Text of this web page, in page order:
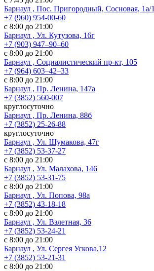
Барнаул , Пос. Пригородный, Сосновая, 1а/1
+7 (960) 954-00-60
с 8:00 до 21:00
Барнаул , Ул. Кутузова, 16г
+7 (903) 947‒90‒60
с 8:00 до 21:00
Барнаул , Социалистический пр-кт, 105
+7 (964) 603‒42‒33
с 8:00 до 21:00
Барнаул , Пр. Ленина, 147а
+7 (3852) 560-007
круглосуточно
Барнаул , Пр. Ленина, 88б
+7 (3852) 25-26-88
круглосуточно
Барнаул , Ул. Шумакова, 47г
+7 (3852) 53-37-27
с 8:00 до 21:00
Барнаул , Ул. Малахова, 146
+7 (3852) 53-31-75
с 8:00 до 21:00
Барнаул , Ул. Попова, 98а
+7 (3852) 43-18-18
с 8:00 до 21:00
Барнаул , Ул. Взлетная, 36
+7 (3852) 53-24-21
с 8:00 до 21:00
Барнаул , Ул. Сергея Ускова,12
+7 (3852) 53-21-31
с 8:00 до 21:00